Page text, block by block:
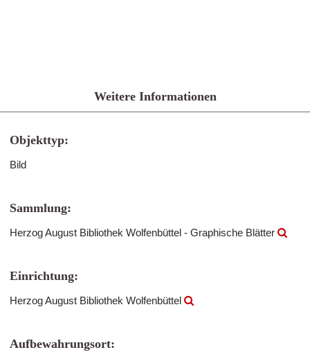
Weitere Informationen
Objekttyp:
Bild
Sammlung:
Herzog August Bibliothek Wolfenbüttel - Graphische Blätter
Einrichtung:
Herzog August Bibliothek Wolfenbüttel
Aufbewahrungsort: